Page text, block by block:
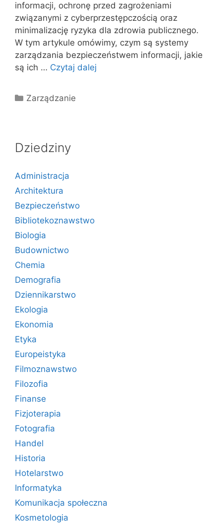
informacji, ochronę przed zagrożeniami
związanymi z cyberprzestępczością oraz
minimalizację ryzyka dla zdrowia publicznego.
W tym artykule omówimy, czym są systemy
zarządzania bezpieczeństwem informacji, jakie
są ich … Czytaj dalej
Kategorie
Zarządzanie
Dziedziny
Administracja
Architektura
Bezpieczeństwo
Bibliotekoznawstwo
Biologia
Budownictwo
Chemia
Demografia
Dziennikarstwo
Ekologia
Ekonomia
Etyka
Europeistyka
Filmoznawstwo
Filozofia
Finanse
Fizjoterapia
Fotografia
Handel
Historia
Hotelarstwo
Informatyka
Komunikacja społeczna
Kosmetologia